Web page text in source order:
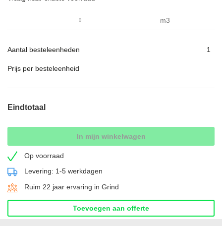
m3
Aantal besteleenheden
Prijs per besteleenheid
Eindtotaal
In mijn winkelwagen
Op voorraad
Levering: 1-5 werkdagen
Ruim 22 jaar ervaring in Grind
Toevoegen aan offerte